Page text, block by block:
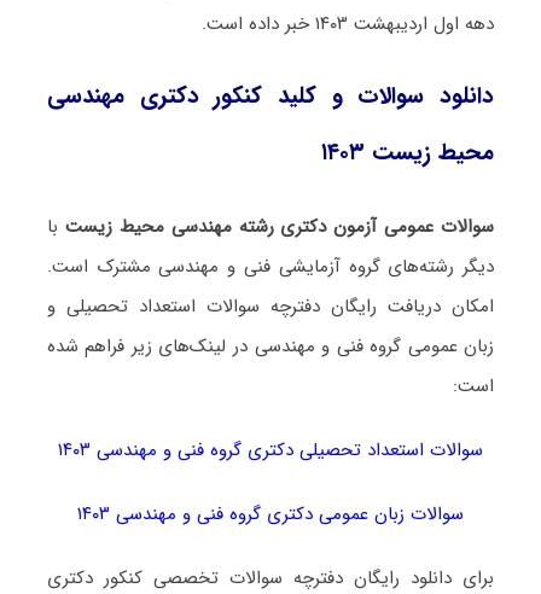
دهه اول اردیبهشت ۱۴۰۳ خبر داده است.
دانلود سوالات و کلید کنکور دکتری مهندسی
محیط زیست ۱۴۰۳
سوالات عمومی آزمون دکتری رشته مهندسی محیط زیست با
دیگر رشته‌های گروه آزمایشی فنی و مهندسی مشترک است.
امکان دریافت رایگان دفترچه سوالات استعداد تحصیلی و
زبان عمومی گروه فنی و مهندسی در لینک‌های زیر فراهم شده
است:
سوالات استعداد تحصیلی دکتری گروه فنی و مهندسی ۱۴۰۳
سوالات زبان عمومی دکتری گروه فنی و مهندسی ۱۴۰۳
برای دانلود رایگان دفترچه سوالات تخصصی کنکور دکتری